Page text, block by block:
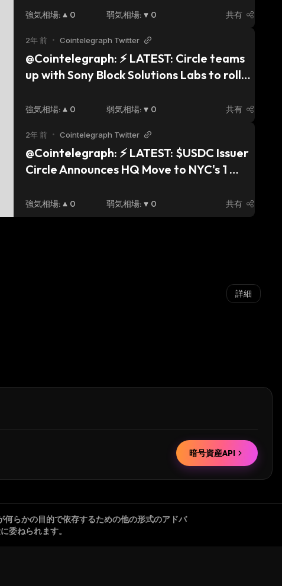
integrate Bridged USDC Standard and
blockchain’s primary tokens for value
exchange,” the announcement states.
強気相場: 0 弱気相場: 0 共有
2年 前 • Cointelegraph Twitter
@Cointelegraph: ⚡️ LATEST: Circle teams
up with Sony Block Solutions Labs to roll-
integrate Bridged USDC Standard and
blockchain’s primary tokens for value
exchange,” the announcement states.
強気相場: 0 弱気相場: 0 共有
2年 前 • Cointelegraph Twitter
@Cointelegraph: ⚡ LATEST: $USDC Issuer
Circle Announces HQ Move to NYC's 1
Circle is moving its global headquarters
to New York City, ahead of the firm’s
強気相場: 0 弱気相場: 0 共有
詳細
暗号資産API
らかの目的で依存するための他の形式のアドバ
委ねられます。